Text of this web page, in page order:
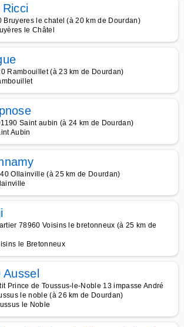
Bruyeres le chatel (à 20 km de Dourdan)
le Châtel
Rambouillet (à 23 km de Dourdan)
Saint aubin (à 24 km de Dourdan)
Aubin
Ollainville (à 25 km de Dourdan)
78960 Voisins le bretonneux (à 25 km de
le Bretonneux
Prince de Toussus-le-Noble 13 impasse André
le noble (à 26 km de Dourdan)
le Noble